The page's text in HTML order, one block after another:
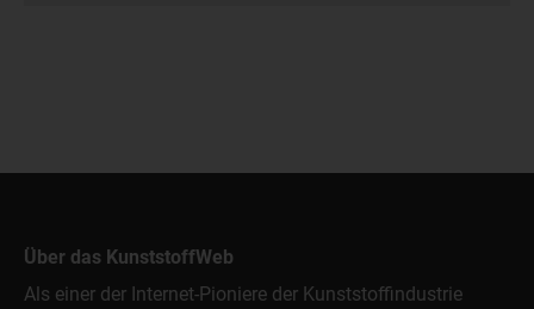
Über das KunststoffWeb
Als einer der Internet-Pioniere der Kunststoffindustrie